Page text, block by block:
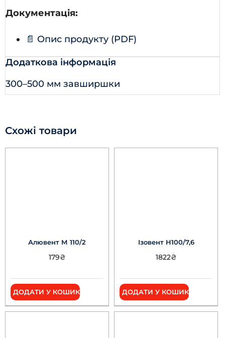
Документація:
📄 Опис продукту (PDF)
Додаткова інформація
300–500 мм завширшки
Схожі товари
Алювент М 110/2
179₴
ДОДАТИ У КОШИК
Ізовент Н100/7,6
1822₴
ДОДАТИ У КОШИК